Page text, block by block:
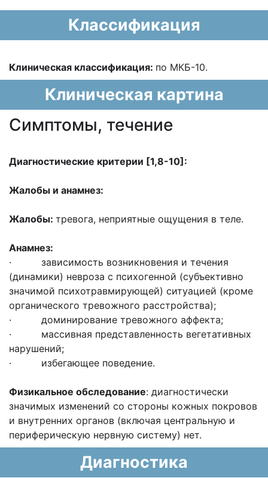
Классификация
Клиническая классификация: по МКБ-10.
Клиническая картина
Cимптомы, течение
Диагностические критерии [1,8-10]:
Жалобы и анамнез:
Жалобы: тревога, неприятные ощущения в теле.
Анамнез:
· зависимость возникновения и течения
(динамики) невроза с психогенной (субъективно
значимой психотравмирующей) ситуацией (кроме
органического тревожного расстройства);
· доминирование тревожного аффекта;
· массивная представленность вегетативных
нарушений;
· избегающее поведение.
Физикальное обследование: диагностически
значимых изменений со стороны кожных покровов
и внутренних органов (включая центральную и
периферическую нервную систему) нет.
Диагностика